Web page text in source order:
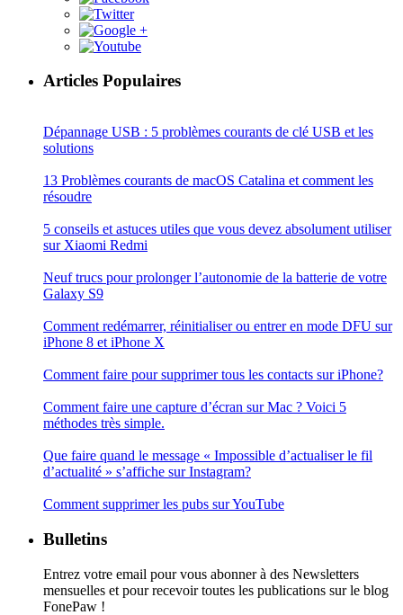
Articles Populaires
Dépannage USB : 5 problèmes courants de clé USB et les
solutions
13 Problèmes courants de macOS Catalina et comment les
résoudre
5 conseils et astuces utiles que vous devez absolument utiliser
sur Xiaomi Redmi
Neuf trucs pour prolonger l’autonomie de la batterie de votre
Galaxy S9
Comment redémarrer, réinitialiser ou entrer en mode DFU sur
iPhone 8 et iPhone X
Comment faire pour supprimer tous les contacts sur iPhone?
Comment faire une capture d’écran sur Mac ? Voici 5
méthodes très simple.
Que faire quand le message « Impossible d’actualiser le fil
d’actualité » s’affiche sur Instagram?
Comment supprimer les pubs sur YouTube
Bulletins
Entrez votre email pour vous abonner à des Newsletters
mensuelles et pour recevoir toutes les publications sur le blog
FonePaw !